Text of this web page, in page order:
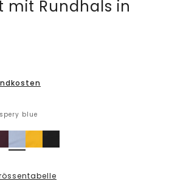
mit Rundhals in
blue